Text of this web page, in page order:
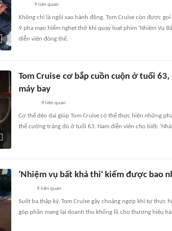
9 liên quan
Không chỉ là ngôi sao hành động, Tom Cruise còn được
9 pha mạo hiểm nghẹt thở khi quay loạt phim 'Nhiệm Vụ
diễn viên đóng thế.
Tom Cruise cơ bắp cuồn cuộn ở tuổi
máy bay
9 liên quan
Cơ thể dẻo dai giúp Tom Cruise có thể thực hiện những
thể cường tráng dù ở tuổi 63. Nam diễn viên cho biết:
'Nhiệm vụ bất khả thi' kiếm được bao
9 liên quan
Suốt ba thập kỷ, Tom Cruise gây choáng ngợp khi tự thực
góp phần mang lại doanh thu khổng lồ cho thương hiệu